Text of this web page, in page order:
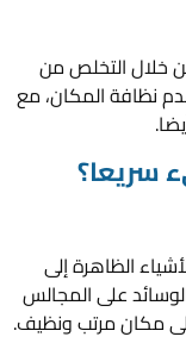
خلال التخلص من
نظافة المكان، مع
سريعا؟
الظاهرة إلى
على المجالس
مكان مرتب ونظيف.